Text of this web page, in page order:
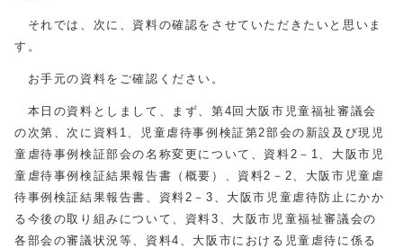
それでは、次に、資料の確認をさせていただきたいと思いま
す。
お手元の資料をご確認ください。
本日の資料としまして、まず、第4回大阪市児童福祉審議会
の次第、次に資料1、児童虐待事例検証第2部会の新設及び現児
童虐待事例検証部会の名称変更について、資料2－1、大阪市児
童虐待事例検証結果報告書（概要）、資料2－2、大阪市児童虐
待事例検証結果報告書、資料2－3、大阪市児童虐待防止にかか
る今後の取り組みについて、資料3、大阪市児童福祉審議会の
各部会の審議状況等、資料4、大阪市における児童虐待に係る